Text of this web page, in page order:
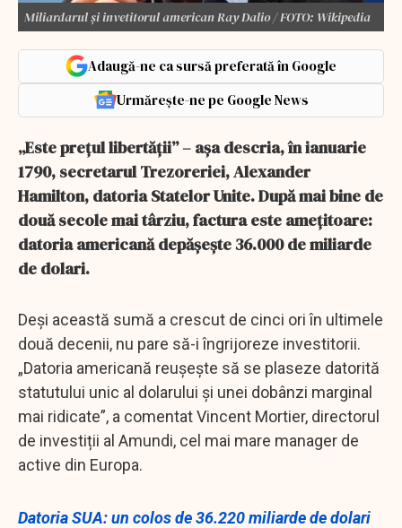
Miliardarul și invetitorul american Ray Dalio / FOTO: Wikipedia
Adaugă-ne ca sursă preferată în Google
Urmărește-ne pe Google News
„Este prețul libertății” – așa descria, în ianuarie
1790, secretarul Trezoreriei, Alexander
Hamilton, datoria Statelor Unite. După mai bine de
două secole mai târziu, factura este amețitoare:
datoria americană depășește 36.000 de miliarde
de dolari.
Deși această sumă a crescut de cinci ori în ultimele
două decenii, nu pare să-i îngrijoreze investitorii.
„Datoria americană reușește să se plaseze datorită
statutului unic al dolarului și unei dobânzi marginal
mai ridicate”, a comentat Vincent Mortier, directorul
de investiții al Amundi, cel mai mare manager de
active din Europa.
Datoria SUA: un colos de 36.220 miliarde de dolari